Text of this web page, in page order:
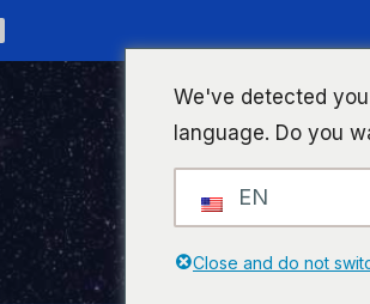
We've detected
language. Do you
EN
Close and do not